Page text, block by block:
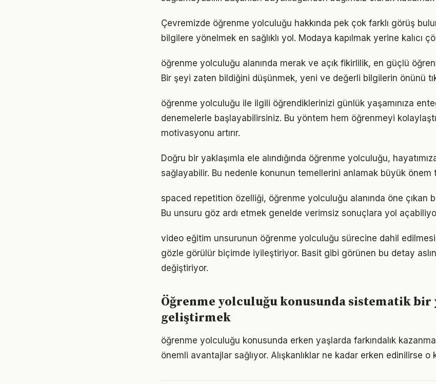
Çevremizde öğrenme yolculuğu hakkında pek çok farklı görüş
bilgilere yönelmek en sağlıklı yol. Modaya kapılmak yerine kalıcı
öğrenme yolculuğu alanında merak ve açık fikirlilik, en güçlü
Bir şeyi zaten bildiğini düşünmek, yeni ve değerli bilgilerin önünü
öğrenme yolculuğu ile ilgili öğrendiklerinizi günlük yaşamınıza
denemelerle başlayabilirsiniz. Bu yöntem hem öğrenmeyi
motivasyonu artırır.
Doğru bir yaklaşımla ele alındığında öğrenme yolculuğu,
sağlayabilir. Bu nedenle konunun temellerini anlamak büyük önem
spaced repetition özelliği, öğrenme yolculuğu alanında öne çıkan
Bu unsuru göz ardı etmek genelde verimsiz sonuçlara yol
video eğitim unsurunun öğrenme yolculuğu sürecine dahil
gözle görülür biçimde iyileştiriyor. Basit gibi görünen bu detay
değiştiriyor.
Öğrenme yolculuğu konusunda sistematik bir
geliştirmek
öğrenme yolculuğu konusunda erken yaşlarda farkındalık
önemli avantajlar sağlıyor. Alışkanlıklar ne kadar erken edinilirse o